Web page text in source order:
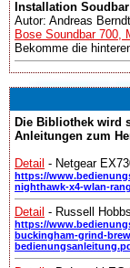
Installation Soudbar
Autor: Andreas Berndt
Bose Soundbar 700,
Bekomme die
Die Bibliothek wird
Anleitungen zum
Detail - Netgear
https://
nighthawk-x4-wlan-
Detail - Russell
https://
buckingham-grind-